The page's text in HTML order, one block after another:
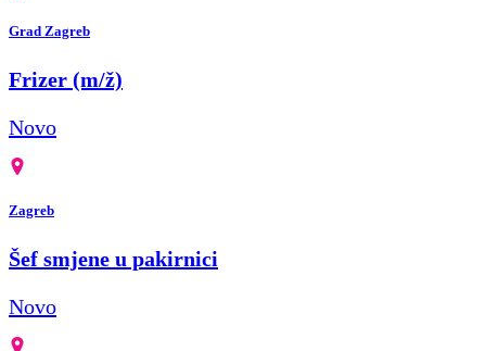
Grad Zagreb
Frizer (m/ž)
Novo
Zagreb
Šef smjene u pakirnici
Novo